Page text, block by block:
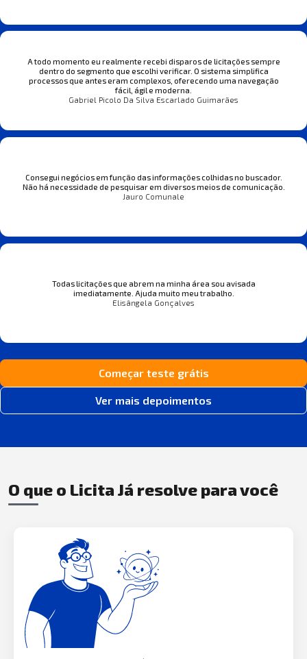
A todo momento eu realmente recebi disparos de licitações sempre
dentro do segmento que escolhi verificar. O sistema simplifica
processos que antes eram complexos, oferecendo uma navegação
fácil, ágil e moderna.
Gabriel Picolo Da Silva Escarlado Guimarães
Consegui negócios em função das informações colhidas no buscador.
Não há necessidade de pesquisar em diversos meios de comunicação.
Jauro Comunale
Todas licitações que abrem na minha área sou avisada
imediatamente. Ajuda muito meu trabalho.
Elisângela Gonçalves
Começar teste grátis
Ver mais depoimentos
O que o Licita Já resolve para você